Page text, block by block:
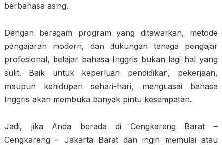
berbahasa asing.
Dengan beragam program yang ditawarkan, metode
pengajaran modern, dan dukungan tenaga pengajar
profesional, belajar bahasa Inggris bukan lagi hal yang
sulit. Baik untuk keperluan pendidikan, pekerjaan,
maupun kehidupan sehari-hari, menguasai bahasa
Inggris akan membuka banyak pintu kesempatan.
Jadi, jika Anda berada di Cengkareng Barat –
Cengkareng – Jakarta Barat dan ingin memulai atau